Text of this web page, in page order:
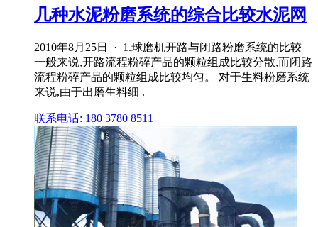
几种水泥粉磨系统的综合比较水泥网
2010年8月25日 · 1.球磨机开路与闭路粉磨系统的比较
一般来说,开路流程粉碎产品的颗粒组成比较分散,而闭路
流程粉碎产品的颗粒组成比较均匀。 对于生料粉磨系统
来说,由于出磨生料细 .
联系电话: 180 3780 8511